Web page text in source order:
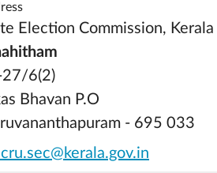
Election Commission, Kerala
27/6(2)
Bhavan P.O
- 695 033
cru.sec@kerala.gov.in